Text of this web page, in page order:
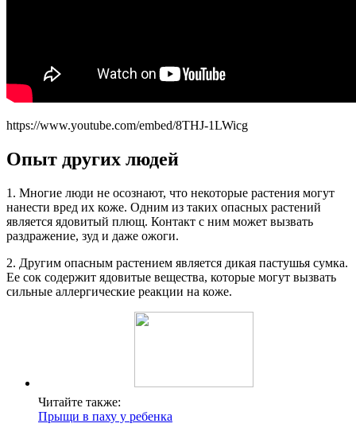
https://www.youtube.com/embed/8THJ-1LWicg
Опыт других людей
1. Многие люди не осознают, что некоторые растения могут
нанести вред их коже. Одним из таких опасных растений
является ядовитый плющ. Контакт с ним может вызвать
раздражение, зуд и даже ожоги.
2. Другим опасным растением является дикая пастушья сумка.
Ее сок содержит ядовитые вещества, которые могут вызвать
сильные аллергические реакции на коже.
Читайте также:
Прыщи в паху у ребенка